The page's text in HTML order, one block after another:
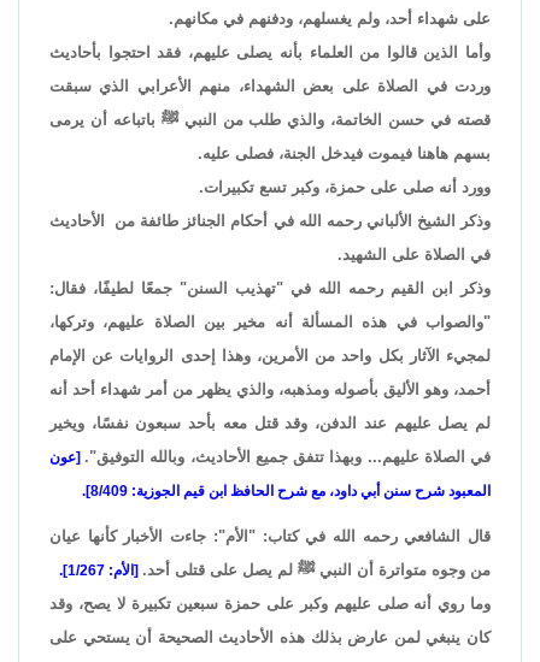
على شهداء أحد، ولم يغسلهم، ودفنهم في مكانهم.
وأما الذين قالوا من العلماء بأنه يصلى عليهم، فقد احتجوا بأحاديث
وردت في الصلاة على بعض الشهداء، منهم الأعرابي الذي سبقت
قصته في حسن الخاتمة، والذي طلب من النبي ﷺ باتباعه أن يرمى
بسهم هاهنا فيموت فيدخل الجنة، فصلى عليه.
وورد أنه صلى على حمزة، وكبر تسع تكبيرات.
وذكر الشيخ الألباني رحمه الله في أحكام الجنائز طائفة من الأحاديث
في الصلاة على الشهيد.
وذكر ابن القيم رحمه الله في "تهذيب السنن" جمعًا لطيفًا، فقال:
"والصواب في هذه المسألة أنه مخير بين الصلاة عليهم، وتركها،
لمجيء الآثار بكل واحد من الأمرين، وهذا إحدى الروايات عن الإمام
أحمد، وهو الأليق بأصوله ومذهبه، والذي يظهر من أمر شهداء أحد أنه
لم يصل عليهم عند الدفن، وقد قتل معه بأحد سبعون نفسًا، ويخير
في الصلاة عليهم... وبهذا تتفق جميع الأحاديث، وبالله التوفيق". [عون
المعبود شرح سنن أبي داود، مع شرح الحافظ ابن قيم الجوزية: 8/409].
قال الشافعي رحمه الله في كتاب: "الأم": جاءت الأخبار كأنها عيان
من وجوه متواترة أن النبي ﷺ لم يصل على قتلى أحد. [الأم: 1/267].
وما روي أنه صلى عليهم وكبر على حمزة سبعين تكبيرة لا يصح، وقد
كان ينبغي لمن عارض بذلك هذه الأحاديث الصحيحة أن يستحي على